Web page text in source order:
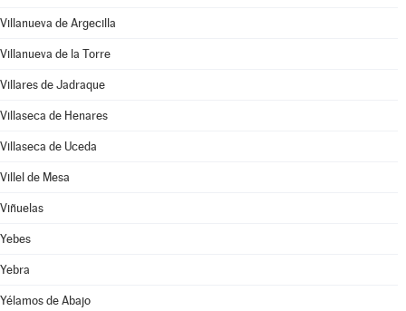
Villanueva de Argecilla
Villanueva de la Torre
Villares de Jadraque
Villaseca de Henares
Villaseca de Uceda
Villel de Mesa
Viñuelas
Yebes
Yebra
Yélamos de Abajo